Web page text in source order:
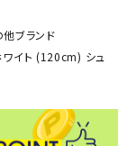
他ブランド
イト (120cm) シュ